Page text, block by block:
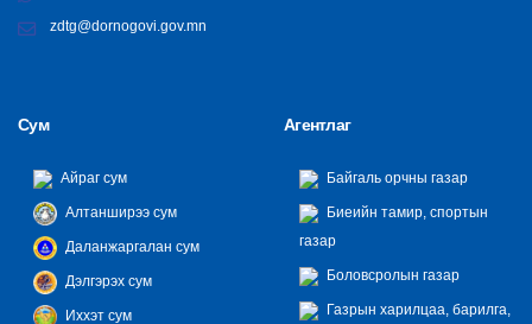
zdtg@dornogovi.gov.mn
Сум
Айраг сум
Алтанширээ сум
Даланжаргалан сум
Дэлгэрэх сум
Иххэт сум
Агентлаг
Байгаль орчны газар
Биеийн тамир, спортын
газар
Боловсролын газар
Газрын харилцаа, барилга,